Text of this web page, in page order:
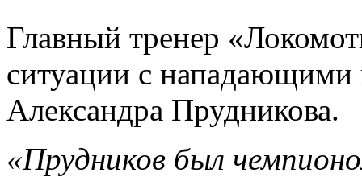
Главный тренер
ситуации с
Александра Прудникова.
«Прудников был